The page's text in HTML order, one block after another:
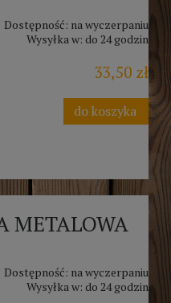
Dostępność: na wyczerpaniu
Wysyłka w: do 24 godzin
33,50 zł
do koszyka
METALOWA
Dostępność: na wyczerpaniu
Wysyłka w: do 24 godzin